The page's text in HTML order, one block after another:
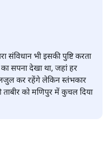
संविधान भी इसकी पुष्टि करता
सपना देखा था, जहां हर
कर रहेंगे लेकिन स्तंभकार
को मणिपुर में कुचल दिया